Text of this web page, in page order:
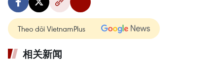
Theo dõi VietnamPlus
相关新闻